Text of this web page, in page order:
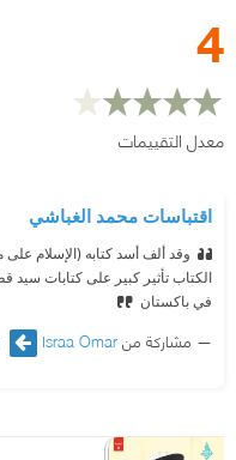
4
معدل التقييمات
اقتباسات محمد الغباشي
في باكستان
مشاركة منIsraa Omar